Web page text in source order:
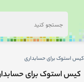
کیس استوک برای حسابداری
کیس استوک برای